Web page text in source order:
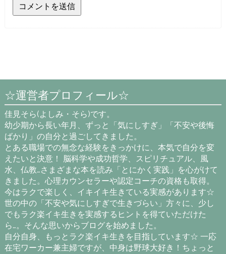
☆運営者プロフィール☆
佳見そら(よしみ・そら)です。
幼少期から長い年月、ずっと「気にしすぎ」「不安や後悔
ばかり」の自分と過ごしてきました。
とある職場での無念な経験をきっかけに、本気で自分を変
えたいと決意！ 脳科学や成功哲学、スピリチュアル、風
水、仏教…さまざまな本を読み「とにかく実践」を心がけて
きました。心理カウンセラーや認定コーチの資格も取得。
今はラクで楽しく、イキイキ生きている実感があります☆
世の中の「不安や気にしすぎで生きづらい」方々に、少し
でもラク楽イキ生きを実感するヒントを得ていただけた
ら…。そんな思いからブログを始めました。
自分自身、もっとラク楽イキ生きを目指しています☆ 一応
在宅ワーカー兼主婦ですが、中身は野球大好き！ちょっと